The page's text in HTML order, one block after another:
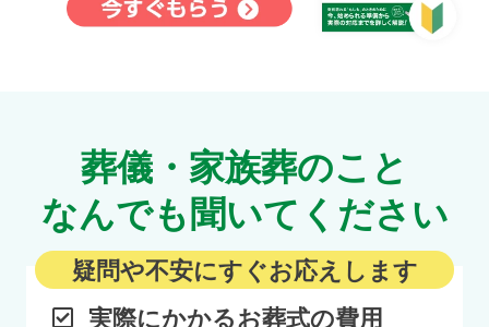
葬儀・家族葬のこと
なんでも聞いてください
疑問や不安にすぐお応えします
実際にかかるお葬式の費用